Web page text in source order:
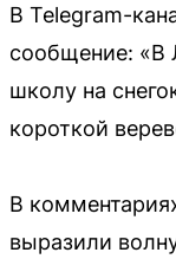
В Telegram-
сообщение: «В
школу на
короткой
В
выразили